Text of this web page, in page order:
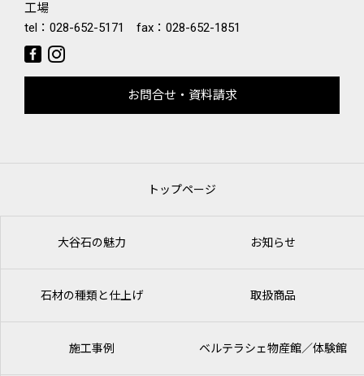
工場
tel： 028-652-5171 fax：028-652-1851
お問合せ・資料請求
トップページ
大谷石の魅力 お知らせ
石材の種類と仕上げ 取扱商品
施工事例 ベルテラシェ物産館／体験館